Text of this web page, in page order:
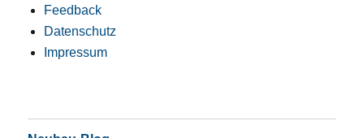
Feedback
Datenschutz
Impressum